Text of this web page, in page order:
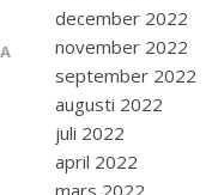
december 2022
november 2022
september 2022
augusti 2022
juli 2022
april 2022
mars 2022